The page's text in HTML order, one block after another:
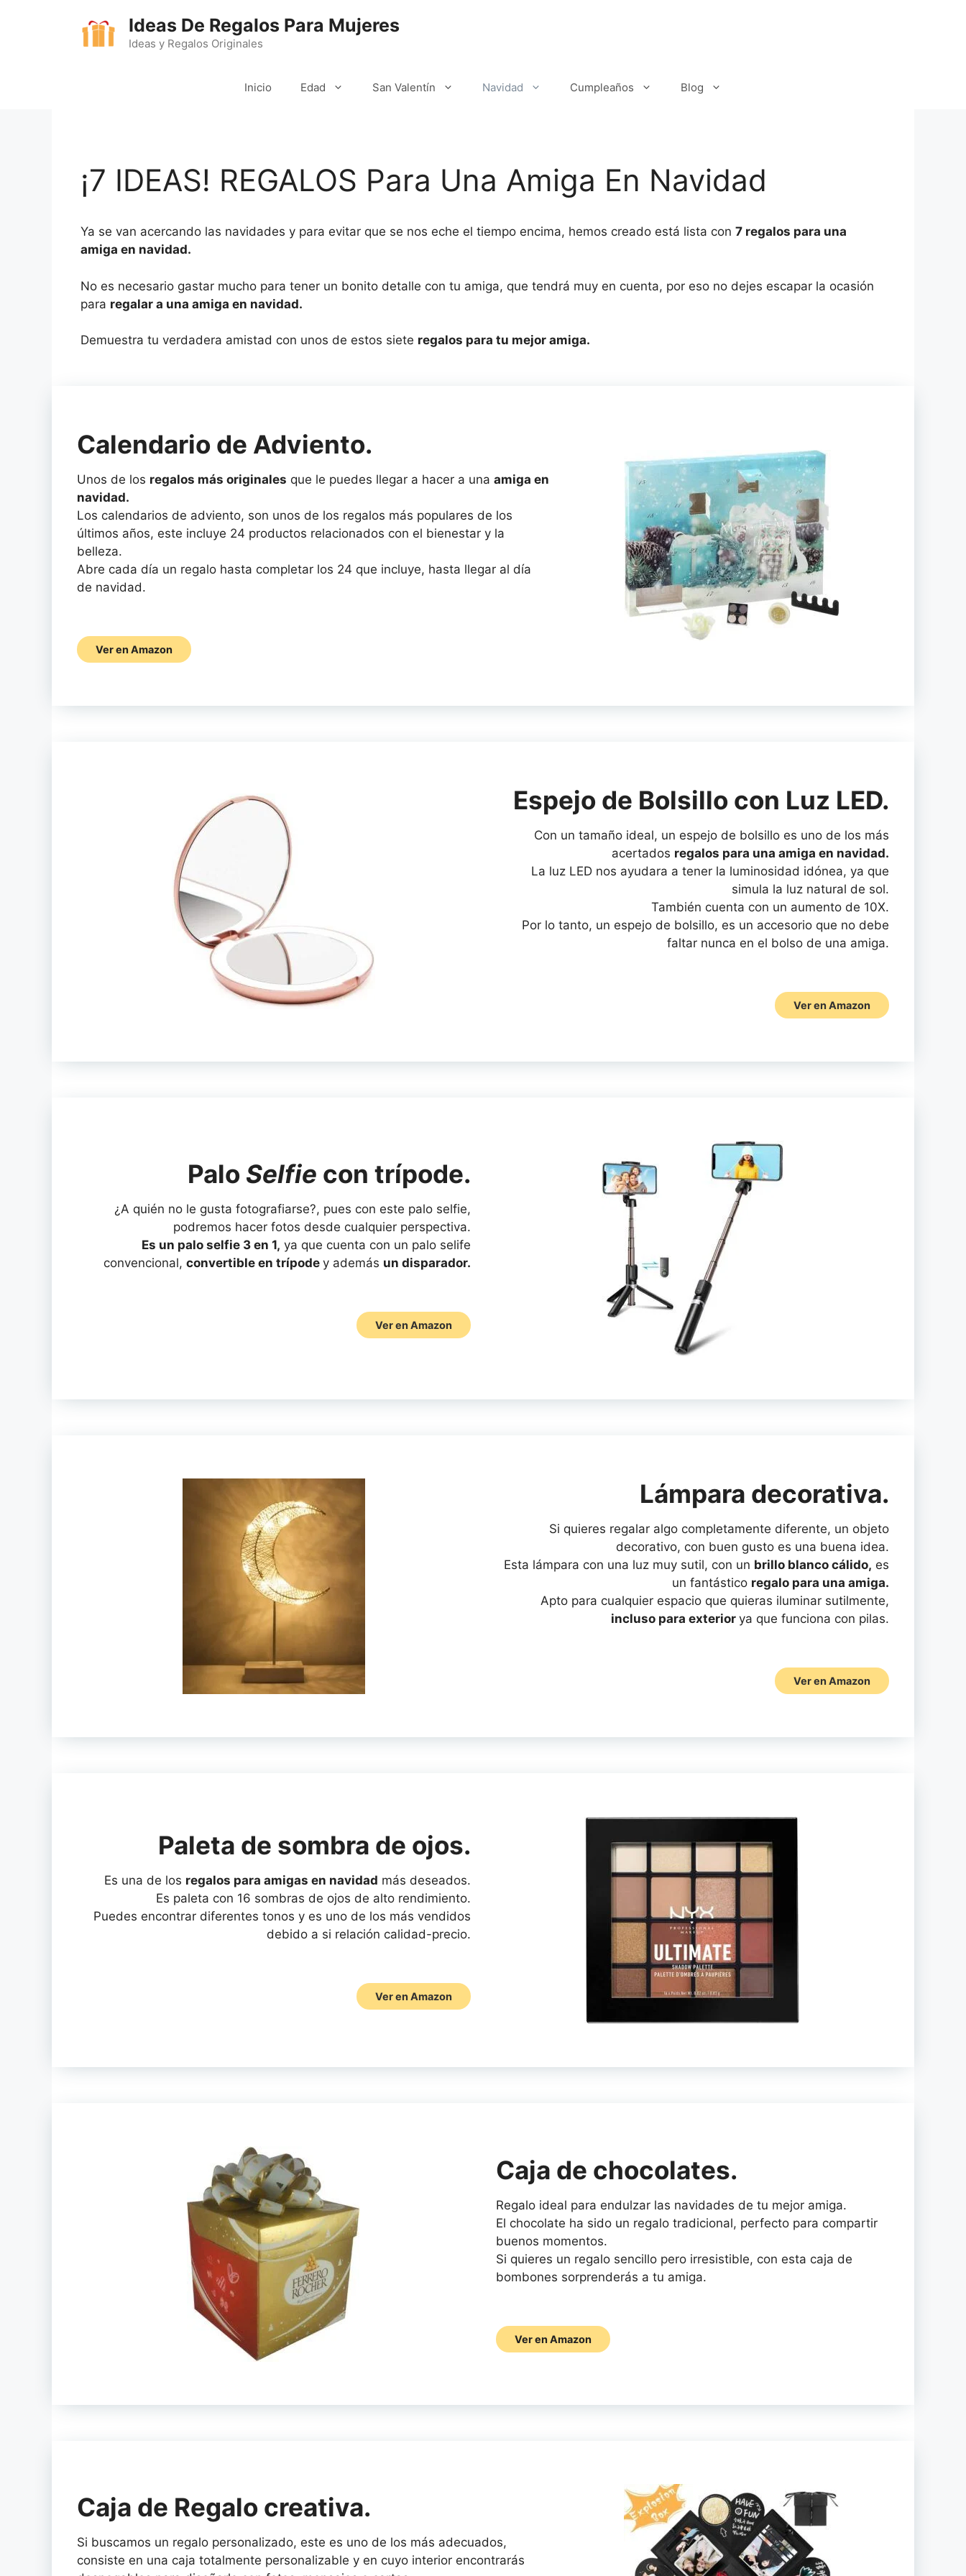
Ideas De Regalos Para Mujeres
Ideas y Regalos Originales
Inicio Edad San Valentín Navidad Cumpleaños Blog
¡7 IDEAS! REGALOS Para Una Amiga En Navidad
Ya se van acercando las navidades y para evitar que se nos eche el tiempo encima, hemos creado está lista con 7 regalos para una
amiga en navidad.
No es necesario gastar mucho para tener un bonito detalle con tu amiga, que tendrá muy en cuenta, por eso no dejes escapar la ocasión
para regalar a una amiga en navidad.
Demuestra tu verdadera amistad con unos de estos siete regalos para tu mejor amiga.
Calendario de Adviento.
Unos de los regalos más originales que le puedes llegar a hacer a una amiga en
navidad.
Los calendarios de adviento, son unos de los regalos más populares de los
últimos años, este incluye 24 productos relacionados con el bienestar y la
belleza.
Abre cada día un regalo hasta completar los 24 que incluye, hasta llegar al día
de navidad.
Ver en Amazon
Espejo de Bolsillo con Luz LED.
Con un tamaño ideal, un espejo de bolsillo es uno de los más
acertados regalos para una amiga en navidad.
La luz LED nos ayudara a tener la luminosidad idónea, ya que
simula la luz natural de sol.
También cuenta con un aumento de 10X.
Por lo tanto, un espejo de bolsillo, es un accesorio que no debe
faltar nunca en el bolso de una amiga.
Ver en Amazon
Palo Selfie con trípode.
¿A quién no le gusta fotografiarse?, pues con este palo selfie,
podremos hacer fotos desde cualquier perspectiva.
Es un palo selfie 3 en 1, ya que cuenta con un palo selife
convencional, convertible en trípode y además un disparador.
Ver en Amazon
Lámpara decorativa.
Si quieres regalar algo completamente diferente, un objeto
decorativo, con buen gusto es una buena idea.
Esta lámpara con una luz muy sutil, con un brillo blanco cálido, es
un fantástico regalo para una amiga.
Apto para cualquier espacio que quieras iluminar sutilmente,
incluso para exterior ya que funciona con pilas.
Ver en Amazon
Paleta de sombra de ojos.
Es una de los regalos para amigas en navidad más deseados.
Es paleta con 16 sombras de ojos de alto rendimiento.
Puedes encontrar diferentes tonos y es uno de los más vendidos
debido a si relación calidad-precio.
Ver en Amazon
Caja de chocolates.
Regalo ideal para endulzar las navidades de tu mejor amiga.
El chocolate ha sido un regalo tradicional, perfecto para compartir
buenos momentos.
Si quieres un regalo sencillo pero irresistible, con esta caja de
bombones sorprenderás a tu amiga.
Ver en Amazon
Caja de Regalo creativa.
Si buscamos un regalo personalizado, este es uno de los más adecuados,
consiste en una caja totalmente personalizable y en cuyo interior encontrarás